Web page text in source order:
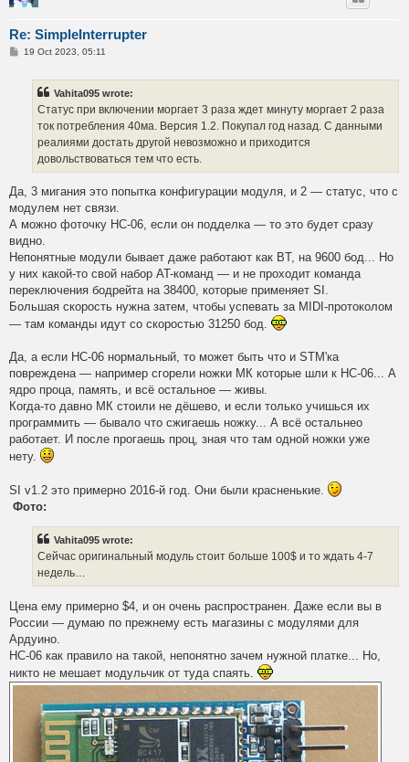
Re: SimpleInterrupter
P19 Oct 2023, 05:11
Vahita095 wrote:
Статус при включении моргает 3 раза ждет минуту моргает 2 раза
ток потребления 40ма. Версия 1.2. Покупал год назад. С данными
реалиями достать другой невозможно и приходится
довольствоваться тем что есть.
Да, 3 мигания это попытка конфигурации модуля, и 2 — статус, что с
модулем нет связи.
А можно фоточку HC-06, если он подделка — то это будет сразу
видно.
Непонятные модули бывает даже работают как BT, на 9600 бод... Но
у них какой-то свой набор AT-команд — и не проходит команда
переключения бодрейта на 38400, которые применяет SI.
Большая скорость нужна затем, чтобы успевать за MIDI-протоколом
— там команды идут со скоростью 31250 бод.
Да, а если HC-06 нормальный, то может быть что и STM'ка
повреждена — например сгорели ножки МК которые шли к HC-06... А
ядро проца, память, и всё остальное — живы.
Когда-то давно МК стоили не дёшево, и если только учишься их
программить — бывало что сжигаешь ножку... А всё остальнео
работает. И после прогаешь проц, зная что там одной ножки уже
нету.
SI v1.2 это примерно 2016-й год. Они были красненькие.
Фото:
Vahita095 wrote:
Сейчас оригинальный модуль стоит больше 100$ и то ждать 4-7
недель…
Цена ему примерно $4, и он очень распространен. Даже если вы в
России — думаю по прежнему есть магазины с модулями для
Ардуино.
HC-06 как правило на такой, непонятно зачем нужной платке... Но,
никто не мешает модульчик от туда спаять.